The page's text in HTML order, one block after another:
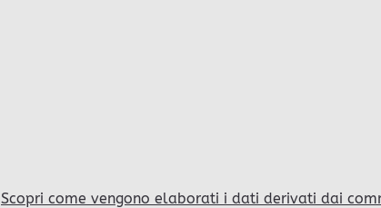
Scopri come vengono elaborati i dati derivati dai